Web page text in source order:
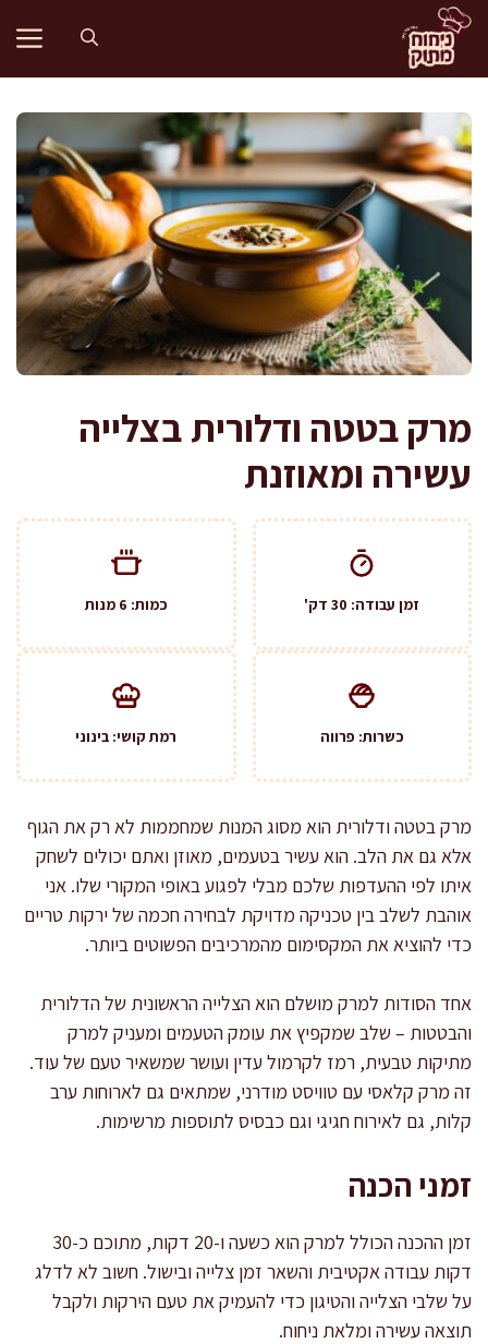
לדלג
לתוכן
מרק בטטה ודלורית בצלייה
עשירה ומאוזנת
זמן עבודה: 30 דק' כמות: 6 מנות
כשרות: פרווה רמת קושי: בינוני
מרק בטטה ודלורית הוא מסוג המנות שמחממות לא רק את הגוף
אלא גם את הלב. הוא עשיר בטעמים, מאוזן ואתם יכולים לשחק
איתו לפי ההעדפות שלכם מבלי לפגוע באופי המקורי שלו. אני
אוהבת לשלב בין טכניקה מדויקת לבחירה חכמה של ירקות טריים
כדי להוציא את המקסימום מהמרכיבים הפשוטים ביותר.
אחד הסודות למרק מושלם הוא הצלייה הראשונית של הדלורית
והבטטות – שלב שמקפיץ את עומק הטעמים ומעניק למרק
מתיקות טבעית, רמז לקרמול עדין ועושר שמשאיר טעם של עוד.
זה מרק קלאסי עם טוויסט מודרני, שמתאים גם לארוחות ערב
קלות, גם לאירוח חגיגי וגם כבסיס לתוספות מרשימות.
זמני הכנה
זמן ההכנה הכולל למרק הוא כשעה ו-20 דקות, מתוכם כ-30
דקות עבודה אקטיבית והשאר זמן צלייה ובישול. חשוב לא לדלג
על שלבי הצלייה והטיגון כדי להעמיק את טעם הירקות ולקבל
תוצאה עשירה ומלאת ניחוח.